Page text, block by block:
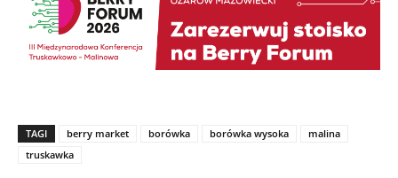
TAGI berry market borówka borówka wysoka
malina
truskawka